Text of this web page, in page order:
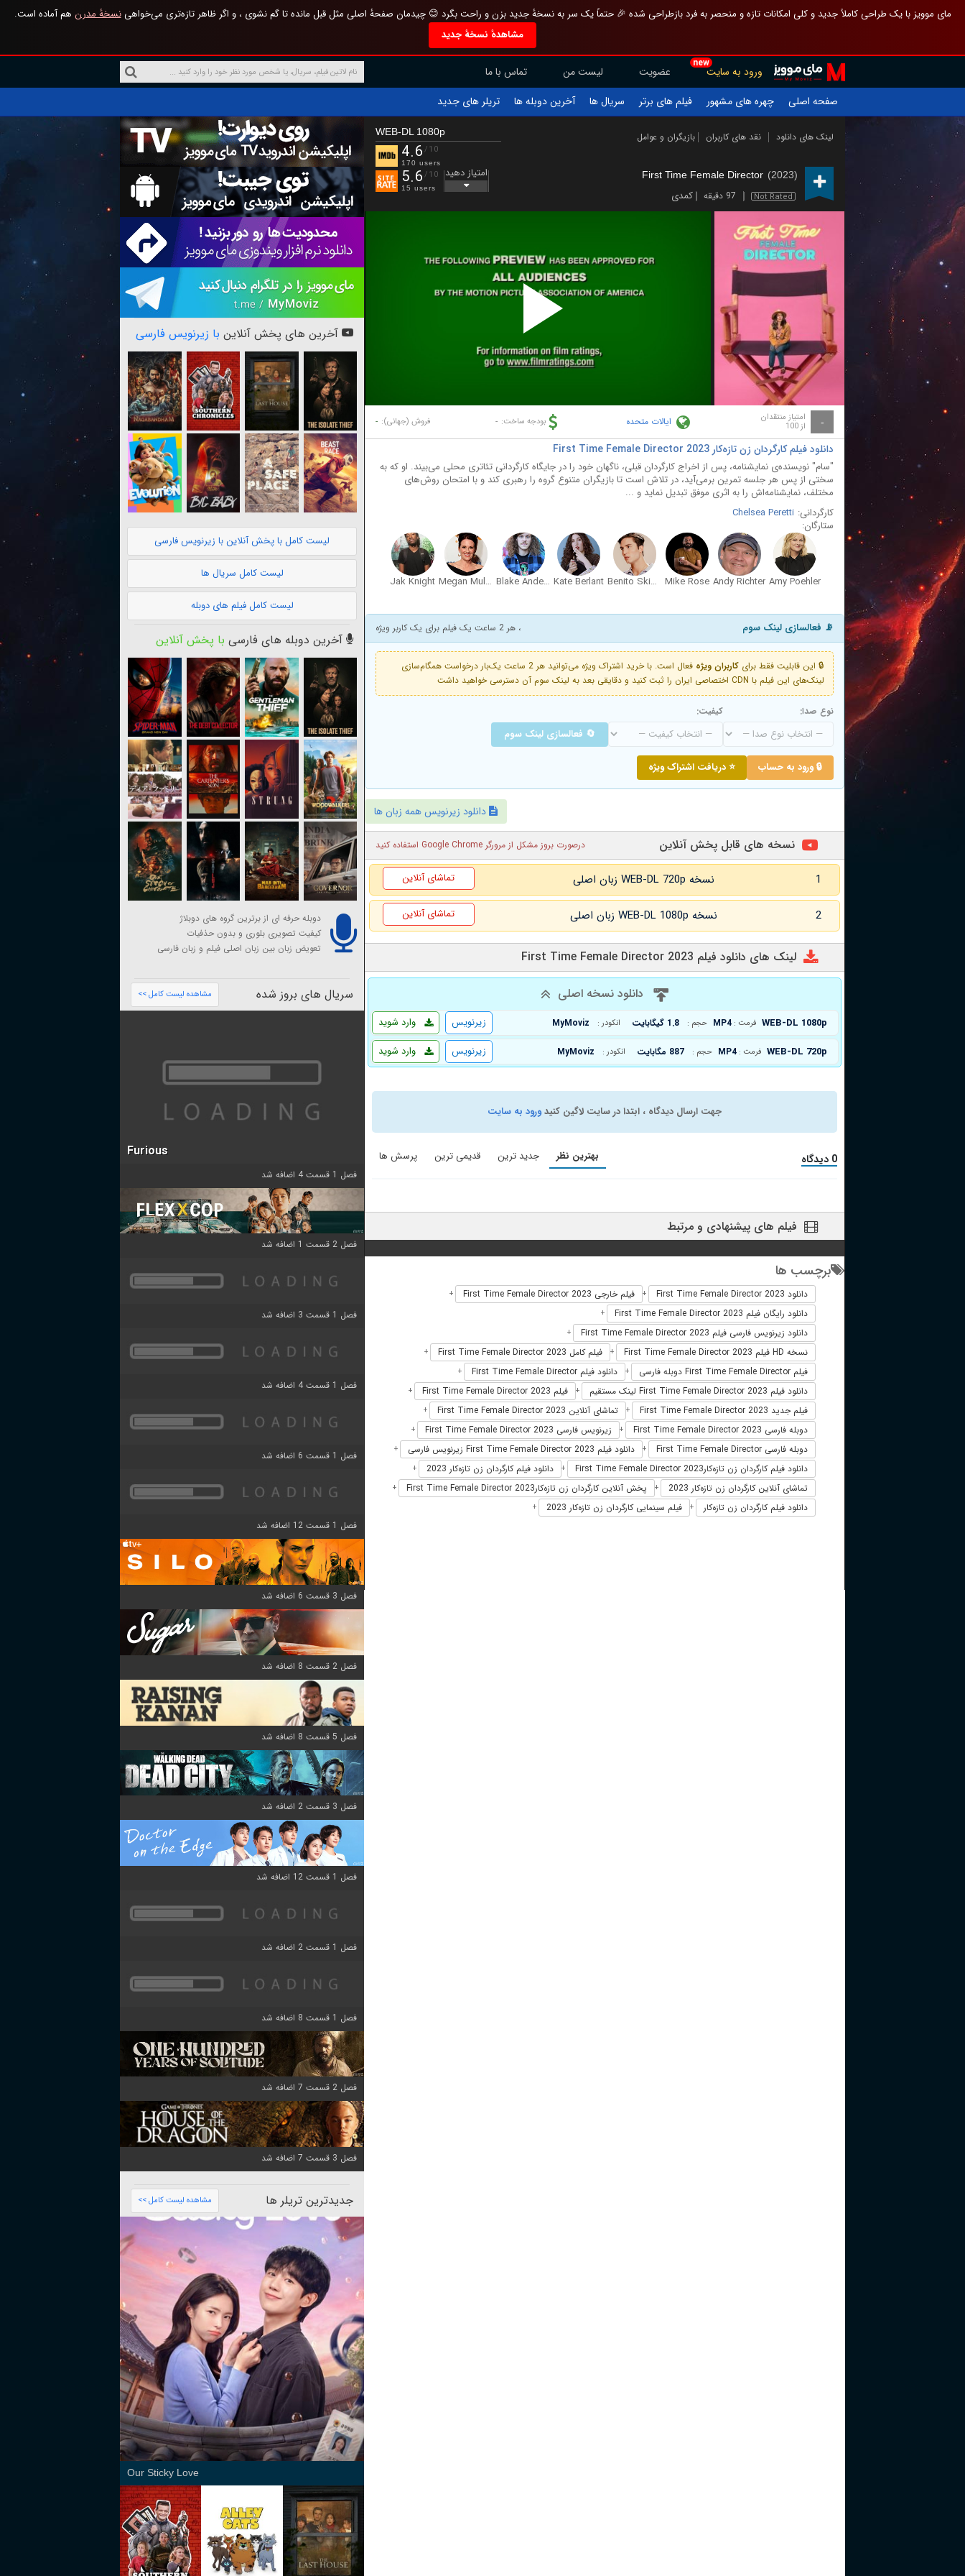
مای موویز با یک طراحی کاملاً جدید و کلی امکانات تازه و منحصر به فرد بازطراحی شده 🎉 حتماً یک سر به نسخهٔ جدید بزن و راحت بگرد 😊 چیدمان صفحهٔ اصلی مثل قبل مانده تا گم نشوی ، و اگر ظاهر تازه‌تری می‌خواهینسخهٔ مدرن هم آماده است.
مشاهدهٔ نسخهٔ جدید
new
ورود به سایت عضویت لیست من
تماس با ما
صفحه اصلی
چهره های مشهور فیلم های برتر سریال ها آخرین دوبله ها تریلر های جدید
لینک های دانلود نقد های کاربران بازیگران و عوامل
First Time Female Director (2023)
Not Rated 97 دقیقه کمدی
WEB-DL 1080p
4.6 /10
170 users
5.6 /10
15 users
امتیاز دهید
Play
Video
- امتیاز منتقدان
از 100 ایالات متحده بودجه ساخت: - فروش (جهانی): -
دانلود فیلم کارگردان زن تازه‌کار First Time Female Director 2023
"سام" نویسنده‌ی نمایشنامه، پس از اخراج کارگردان قبلی، ناگهان خود را در جایگاه کارگردانی تئاتری محلی می‌بیند. او که به
سختی از پس هر جلسه تمرین برمی‌آید، در تلاش است تا بازیگران متنوع گروه را رهبری کند و با امتحان روش‌های
مختلف، نمایشنامه‌اش را به اثری موفق تبدیل نماید و ...
کارگردانی: Chelsea Peretti
ستارگان:
Amy Poehler
Andy Richter
Mike Rose
Benito Skinner
Kate Berlant
Blake Anderson
Megan Mullally
Jak Knight
📡 فعالسازی لینک سوم ، هر 2 ساعت یک فیلم برای یک کاربر ویژه
🔒 این قابلیت فقط برای کاربران ویژه
فعال است. با خرید اشتراک ویژه می‌توانید هر 2 ساعت یک‌بار درخواست همگام‌سازی
لینک‌های این فیلم با CDN اختصاصی ایران را ثبت کنید و دقایقی بعد به لینک سوم آن دسترسی خواهید داشت
نوع صدا: کیفیت:
🔄 فعالسازی لینک سوم
🔒 ورود به حساب ⭐ دریافت اشتراک ویژه
دانلود زیرنویس همه زبان ها
نسخه های قابل پخش آنلاین درصورت بروز مشکل از مرورگر Google Chrome استفاده کنید
1 نسخه WEB-DL 720p زبان اصلی تماشای آنلاین
2 نسخه WEB-DL 1080p زبان اصلی تماشای آنلاین
لینک های دانلود فیلم First Time Female Director 2023
دانلود نسخه اصلی
WEB-DL 1080p فرمت : MP4 حجم : 1.8 گیگابایت انکودر : MyMoviz وارد شوید
زیرنویس
WEB-DL 720p فرمت : MP4 حجم : 887 مگابایت انکودر : MyMoviz وارد شوید زیرنویس
جهت ارسال دیدگاه ، ابتدا در سایت لاگین کنیدورود به سایت
0 دیدگاه بهترین نظر جدید ترین قدیمی ترین پرسش ها
فیلم های پیشنهادی و مرتبط
برچسب ها
دانلود First Time Female Director 2023 + فیلم خارجی First Time Female Director 2023 +
دانلود رایگان فیلم First Time Female Director 2023 +
دانلود زیرنویس فارسی فیلم First Time Female Director 2023 +
نسخه HD فیلم First Time Female Director 2023 + فیلم کامل First Time Female Director 2023 +
فیلم First Time Female Director دوبله فارسی + دانلود فیلم First Time Female Director +
دانلود فیلم First Time Female Director 2023 لینک مستقیم + فیلم First Time Female Director 2023 +
فیلم جدید First Time Female Director 2023 + تماشای آنلاین First Time Female Director 2023 +
دوبله فارسی First Time Female Director 2023 + زیرنویس فارسی First Time Female Director 2023 +
دوبله فارسی First Time Female Director + دانلود فیلم First Time Female Director 2023 زیرنویس فارسی +
دانلود فیلم کارگردان زن تازه‌کارFirst Time Female Director 2023 + دانلود فیلم کارگردان زن تازه‌کار 2023 +
تماشای آنلاین کارگردان زن تازه‌کار 2023 + پخش آنلاین کارگردان زن تازه‌کارFirst Time Female Director 2023 +
دانلود فیلم کارگردان زن تازه‌کار + فیلم سینمایی کارگردان زن تازه‌کار 2023 +
آخرین های پخش آنلاین با زیرنویس فارسی
لیست کامل با پخش آنلاین با زیرنویس فارسی
لیست کامل سریال ها
لیست کامل فیلم های دوبله
آخرین دوبله های فارسی با پخش آنلاین
دوبله حرفه ای از برترین گروه های دوبلاژ
کیفیت تصویری بلوری و بدون حذفیات
تعویض زبان بین زبان اصلی فیلم و زبان فارسی
سریال های بروز شده مشاهده لیست کامل >>
Furious
فصل 1 قسمت 4 اضافه شد
فصل 2 قسمت 1 اضافه شد
فصل 1 قسمت 3 اضافه شد
فصل 1 قسمت 4 اضافه شد
فصل 1 قسمت 6 اضافه شد
فصل 1 قسمت 12 اضافه شد
فصل 3 قسمت 6 اضافه شد
فصل 2 قسمت 8 اضافه شد
فصل 5 قسمت 8 اضافه شد
فصل 3 قسمت 2 اضافه شد
فصل 1 قسمت 12 اضافه شد
فصل 1 قسمت 2 اضافه شد
فصل 1 قسمت 8 اضافه شد
فصل 2 قسمت 7 اضافه شد
فصل 3 قسمت 7 اضافه شد
جدیدترین تریلر ها مشاهده لیست کامل >>
Our Sticky Love